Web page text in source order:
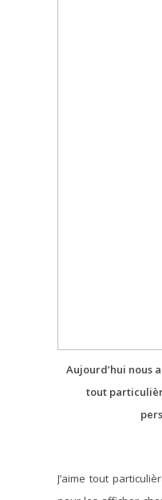
Aujourd’hui nous
tout
J’aime tout